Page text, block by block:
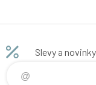
Slevy a